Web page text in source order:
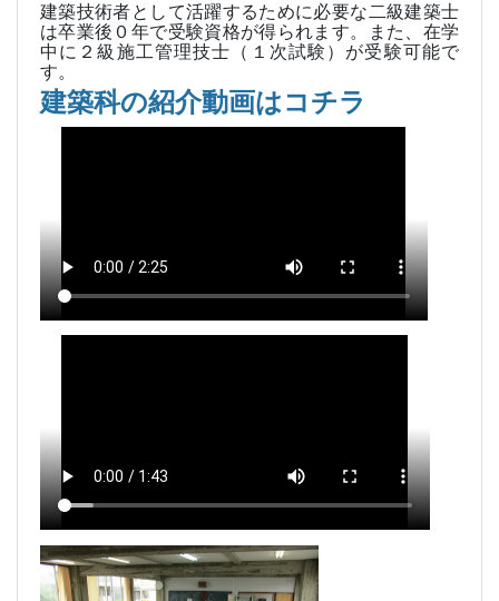
建築技術者として活躍するために必要な二級建築士
は卒業後０年で受験資格が得られます。また、在学
中に２級施工管理技士（１次試験）が受験可能で
す。
建築科の紹介動画はコチラ